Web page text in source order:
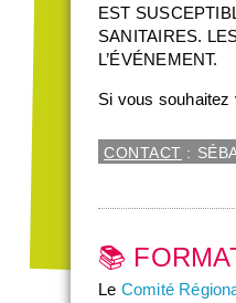
EST
SANITAIRES.
L’ÉVÉNEMENT.
Si vous
CONTACT :
📚
Le Comité